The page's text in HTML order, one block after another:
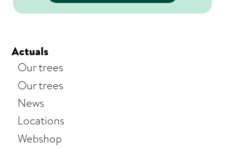
Actuals
Our trees
Our trees
News
Locations
Webshop